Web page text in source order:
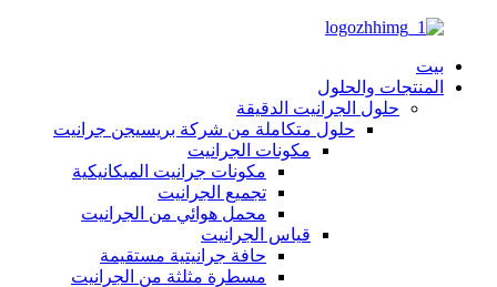
بيت
المنتجات والحلول
حلول الجرانيت الدقيقة
حلول متكاملة من شركة بريسيجن جرانيت
مكونات الجرانيت
مكونات جرانيت الميكانيكية
تجميع الجرانيت
محمل هوائي من الجرانيت
قياس الجرانيت
حافة جرانيتية مستقيمة
مسطرة مثلثة من الجرانيت